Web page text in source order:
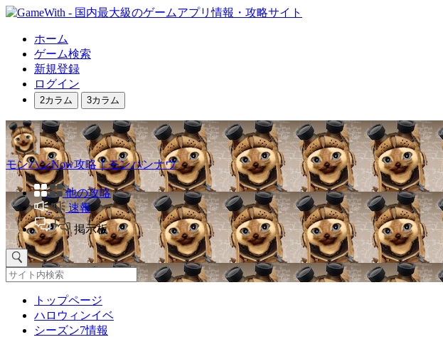
ホーム
ゲーム検索
新規登録
ログイン
2カラム 3カラム
モンハンNow攻略｜モンハンナウ
他の攻略
速報
掲示板
トップページ
ハロウィンイベ
シーズン7情報